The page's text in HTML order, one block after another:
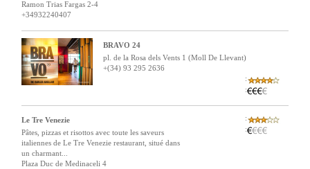
Ramon Trias Fargas 2-4
+34932240407
BRAVO 24
pl. de la Rosa dels Vents 1 (Moll De Llevant)
+(34) 93 295 2636
:
:
Le Tre Venezie
Pâtes, pizzas et risottos avec toute les saveurs
italiennes de Le Tre Venezie restaurant, situé dans
un charmant...
Plaza Duc de Medinaceli 4
:
: